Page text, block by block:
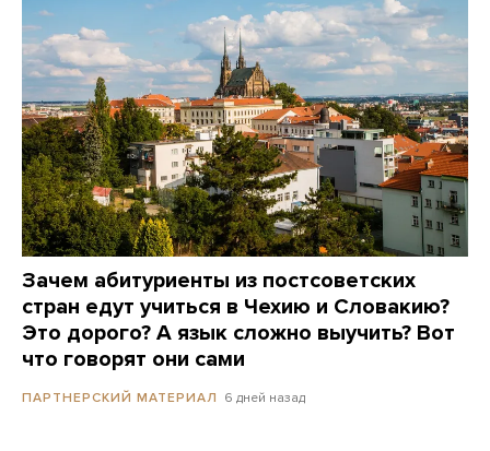
Зачем абитуриенты из постсоветских
стран едут учиться в Чехию и Словакию?
Это дорого? А язык сложно выучить? Вот
что говорят они сами
ПАРТНЕРСКИЙ МАТЕРИАЛ 6 дней назад